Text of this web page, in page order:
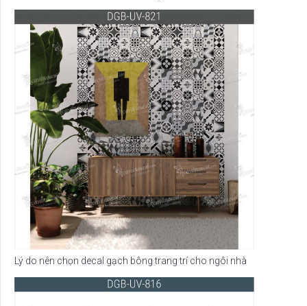
Lý do nên chọn decal gạch bông trang trí cho ngôi nhà